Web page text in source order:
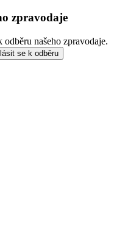
zpravodaje
našeho zpravodaje.
se k odběru